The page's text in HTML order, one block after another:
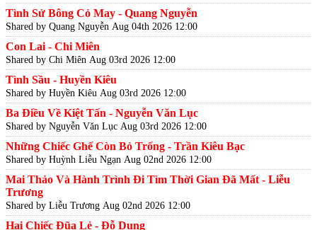
Tình Sử Bông Cỏ May - Quang Nguyễn
Shared by Quang Nguyễn Aug 04th 2026 12:00
Con Lai - Chi Miên
Shared by Chi Miên Aug 03rd 2026 12:00
Tình Sầu - Huyền Kiêu
Shared by Huyền Kiêu Aug 03rd 2026 12:00
Ba Điều Về Kiệt Tấn - Nguyễn Văn Lục
Shared by Nguyễn Văn Lục Aug 03rd 2026 12:00
Những Chiếc Ghế Còn Bỏ Trống - Trần Kiêu Bạc
Shared by Huỳnh Liễu Ngạn Aug 02nd 2026 12:00
Mai Thảo Và Hành Trình Đi Tìm Thời Gian Đã Mất - Liễu
Trương
Shared by Liễu Trương Aug 02nd 2026 12:00
Hai Chiếc Đũa Lẻ - Đỗ Dung